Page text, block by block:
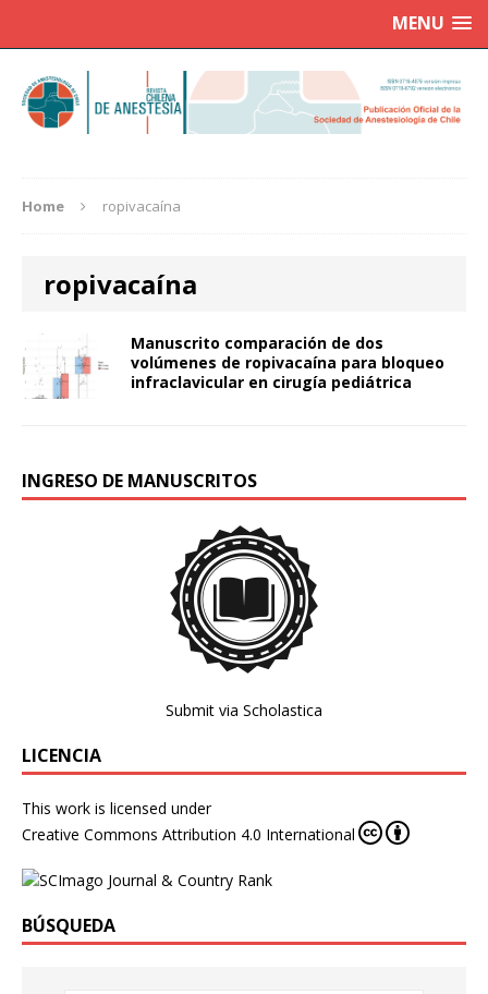
MENU
Home ropivacaína
ropivacaína
Manuscrito comparación de dos
volúmenes de ropivacaína para bloqueo
infraclavicular en cirugía pediátrica
INGRESO DE MANUSCRITOS
Submit via Scholastica
LICENCIA
This work is licensed under
Creative Commons Attribution 4.0 International
BÚSQUEDA